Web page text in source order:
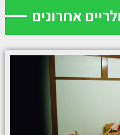
אחרונים